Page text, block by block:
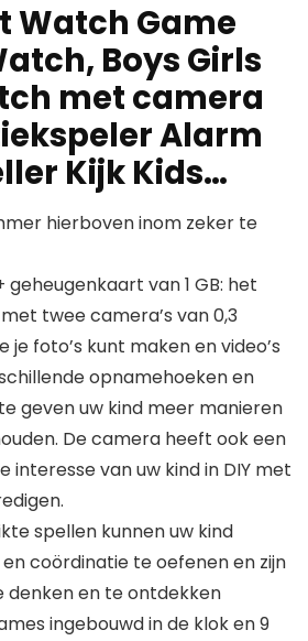
Watch Game
Boys Girls
met camera
Alarm
Kijk Kids…
hierboven inom zeker te
geheugenkaart van 1 GB: het
twee camera’s van 0,3
foto’s kunt maken en video’s
opnamehoeken en
geven uw kind meer manieren
De camera heeft ook een
interesse van uw kind in DIY met
spellen kunnen uw kind
coördinatie te oefenen en zijn
en te ontdekken
ingebouwd in de klok en 9